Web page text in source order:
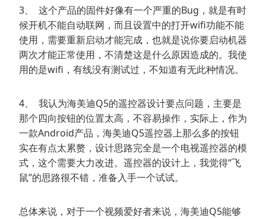
3、 这个产品的固件好像有一个严重的Bug，就是有时
候开机不能自动联网，而且设置中的打开wifi功能不能
使用，需要重新启动才能完成，也就是说你要启动机器
两次才能正常使用，不清楚这是什么原因造成的。我使
用的是wifi，有线没有测试过，不知道有无此种情况。
4、 我认为海美迪Q5的遥控器设计要点问题，主要是
那个四向按钮的位置太高，不容易操作，实际上，作为
一款Android产品，海美迪Q5遥控器上那么多的按钮
实在有点太累赘，设计思路完全是一个电视遥控器的模
式，这个需要大力改进。遥控器的设计上，我觉得“飞
鼠”的思路很不错，准备入手一个试试。
总体来说，对于一个视频爱好者来说，海美迪Q5能够